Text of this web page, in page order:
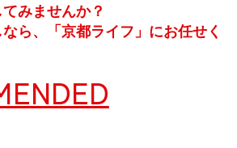
みませんか？
ら、「京都ライフ」にお任せく